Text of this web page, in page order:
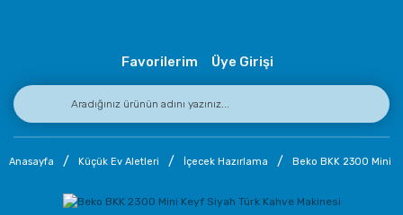
Favorilerim Üye Girişi
Anasayfa Küçük Ev Aletleri İçecek Hazırlama Beko BKK 2300 Mini